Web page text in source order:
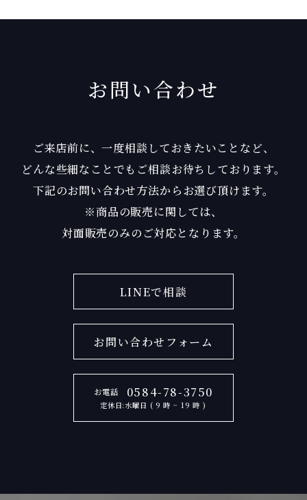
お問い合わせ
ご来店前に、一度相談しておきたいことなど、
どんな些細なことでもご相談お待ちしております。
下記のお問い合わせ方法からお選び頂けます。
※商品の販売に関しては、
対面販売のみのご対応となります。
LINEで相談
お問い合わせフォーム
お電話 0584-78-3750
定休日:水曜日 ( 9 時 ~ 19 時 )